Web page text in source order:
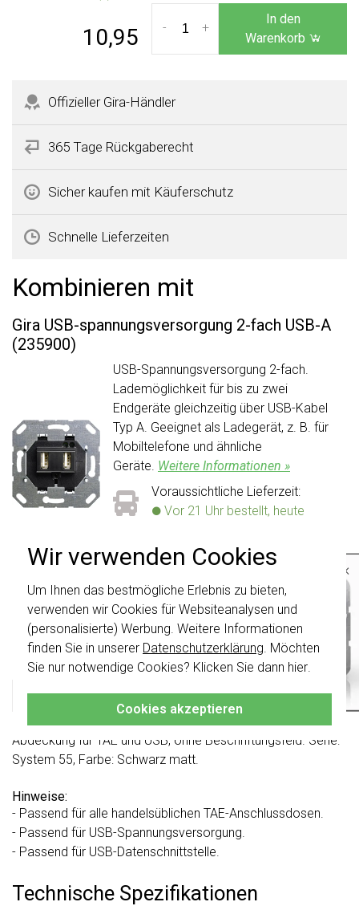
Wir verwenden Cookies
Um Ihnen das bestmögliche Erlebnis zu bieten,
verwenden wir Cookies für Websiteanalysen und
(personalisierte) Werbung. Weitere Informationen
finden Sie in unserer Datenschutzerklärung. Möchten
Sie nur notwendige Cookies? Klicken Sie dann hier.
Cookies akzeptieren
10,95 +
-
In den
Warenkorb
Offizieller Gira-Händler
365 Tage Rückgaberecht
Sicher kaufen mit Käuferschutz
Schnelle Lieferzeiten
Kombinieren mit
Gira USB-spannungsversorgung 2-fach USB-A
(235900)
USB-Spannungsversorgung 2-fach.
Lademöglichkeit für bis zu zwei
Endgeräte gleichzeitig über USB-Kabel
Typ A. Geeignet als Ladegerät, z. B. für
Mobiltelefone und ähnliche
Geräte. Weitere Informationen »
Voraussichtliche Lieferzeit:
Vor 21 Uhr bestellt, heute
Aktueller Lagerbestand:
3 stuk(s)
53,95 +
- In den Warenkorb
Produktbeschreibung
Gira 0276005 Datenblatt
Abdeckung für TAE und USB, ohne Beschriftungsfeld. Serie:
System 55, Farbe: Schwarz matt.
Hinweise:
- Passend für alle handelsüblichen TAE-Anschlussdosen.
- Passend für USB-Spannungsversorgung.
- Passend für USB-Datenschnittstelle.
Technische Spezifikationen
×
Wichtig: Gira Schalter und
Schalterwippen wurden erneuert. Sie sind
2024 kombinierbar.
Klicken Sie hier
für weitere Informationen,
damit Sie immer das Richtige bestellen.